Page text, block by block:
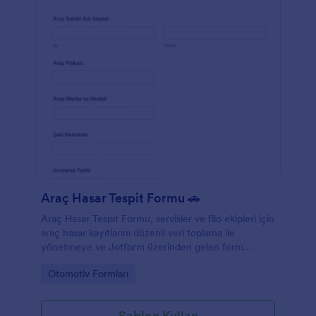
Araç Hasar Tespit Formu 🚗
Araç Hasar Tespit Formu, servisler ve filo ekipleri için
araç hasar kayıtlarını düzenli veri toplama ile
yönetmeye ve Jotform üzerinden gelen form
Go to Category:
Otomotiv Formları